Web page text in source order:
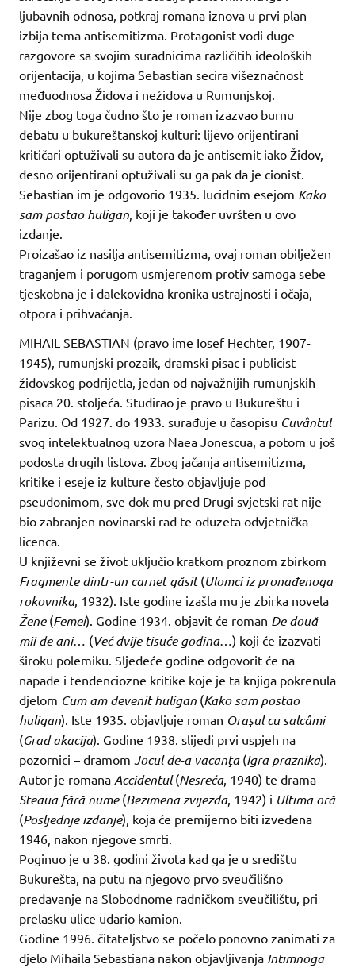
ljubavnih odnosa, potkraj romana iznova u prvi plan
izbija tema antisemitizma. Protagonist vodi duge
razgovore sa svojim suradnicima različitih ideoloških
orijentacija, u kojima Sebastian secira višeznačnost
međuodnosa Židova i nežidova u Rumunjskoj.
Nije zbog toga čudno što je roman izazvao burnu
debatu u bukureštanskoj kulturi: lijevo orijentirani
kritičari optuživali su autora da je antisemit iako Židov,
desno orijentirani optuživali su ga pak da je cionist.
Sebastian im je odgovorio 1935. lucidnim esejom Kako
sam postao huligan , koji je također uvršten u ovo
izdanje.
Proizašao iz nasilja antisemitizma, ovaj roman obilježen
traganjem i porugom usmjerenom protiv samoga sebe
tjeskobna je i dalekovidna kronika ustrajnosti i očaja,
otpora i prihvaćanja.
MIHAIL SEBASTIAN (pravo ime Iosef Hechter, 1907-
1945), rumunjski prozaik, dramski pisac i publicist
židovskog podrijetla, jedan od najvažnijih rumunjskih
pisaca 20. stoljeća. Studirao je pravo u Bukureštu i
Parizu. Od 1927. do 1933. surađuje u časopisu Cuvântul
svog intelektualnog uzora Naea Jonescua, a potom u još
podosta drugih listova. Zbog jačanja antisemitizma,
kritike i eseje iz kulture često objavljuje pod
pseudonimom, sve dok mu pred Drugi svjetski rat nije
bio zabranjen novinarski rad te oduzeta odvjetnička
licenca.
U književni se život uključio kratkom proznom zbirkom
Fragmente dintr-un carnet găsit(Ulomci iz pronađenoga
rokovnika, 1932). Iste godine izašla mu je zbirka novela
Žene(Femei). Godine 1934. objavit će roman De două
mii de ani… (Već dvije tisuće godina…) koji će izazvati
široku polemiku. Sljedeće godine odgovorit će na
napade i tendenciozne kritike koje je ta knjiga pokrenula
djelom Cum am devenit huligan (Kako sam postao
huligan). Iste 1935. objavljuje roman Oraşul cu salcâmi
(Grad akacija). Godine 1938. slijedi prvi uspjeh na
pozornici – dramom Jocul de-a vacanţa(Igra praznika).
Autor je romana Accidentul(Nesreća, 1940) te drama
Steaua fără nume(Bezimena zvijezda, 1942) i Ultima oră
(Posljednje izdanje), koja će premijerno biti izvedena
1946, nakon njegove smrti.
Poginuo je u 38. godini života kad ga je u središtu
Bukurešta, na putu na njegovo prvo sveučilišno
predavanje na Slobodnome radničkom sveučilištu, pri
prelasku ulice udario kamion.
Godine 1996. čitateljstvo se počelo ponovno zanimati za
djelo Mihaila Sebastiana nakon objavljivanja Intimnoga